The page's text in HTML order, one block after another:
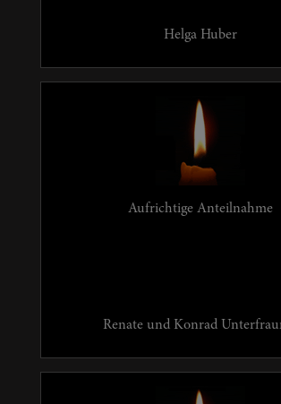
Helga Huber
Aufrichtige Anteilnahme
Renate und Konrad